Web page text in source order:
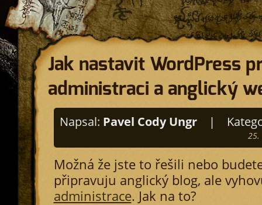
Jak nastavit WordPress
administraci a anglický
Napsal: Pavel Cody Ungr |
25.
Možná že jste to řešili nebo
připravuju anglický blog, ale
administrace. Jak na to?